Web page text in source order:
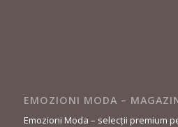
EMOZIONI MODA –
Emozioni Moda – selecții premium